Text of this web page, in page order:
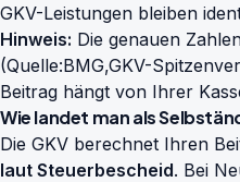
GKV-Leistungen bleiben
Hinweis: Die genauen
(Quelle:BMG,GKV-
Beitrag hängt von Ihrer
Wie landet man als
Die GKV berechnet Ihren
laut Steuerbescheid. Bei